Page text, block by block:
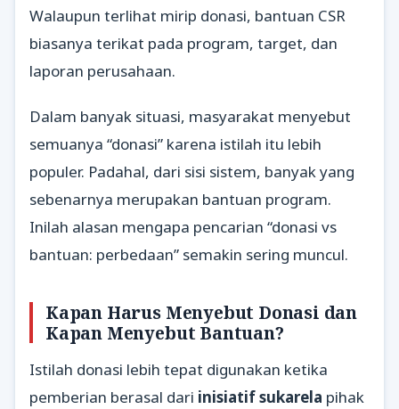
Walaupun terlihat mirip donasi, bantuan CSR
biasanya terikat pada program, target, dan
laporan perusahaan.
Dalam banyak situasi, masyarakat menyebut
semuanya “donasi” karena istilah itu lebih
populer. Padahal, dari sisi sistem, banyak yang
sebenarnya merupakan bantuan program.
Inilah alasan mengapa pencarian “donasi vs
bantuan: perbedaan” semakin sering muncul.
Kapan Harus Menyebut Donasi dan
Kapan Menyebut Bantuan?
Istilah donasi lebih tepat digunakan ketika
pemberian berasal dari inisiatif sukarela pihak